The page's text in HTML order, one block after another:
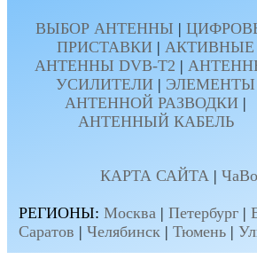
ВЫБОР АНТЕННЫ |
ПРИСТАВКИ | АКТИВНЫЕ
АНТЕННЫ DVB-T2 |
УСИЛИТЕЛИ | ЭЛЕМЕНТЫ
АНТЕННОЙ РАЗВОДКИ |
АНТЕННЫЙ КАБЕЛЬ
КАРТА САЙТА | ЧаВо
РЕГИОНЫ: Москва | Петербург |
Саратов | Челябинск | Тюмень |